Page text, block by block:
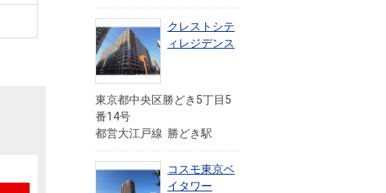
クレストシテ
ィレジデンス
東京都中央区勝どき5丁目5
番14号
都営大江戸線 勝どき駅
コスモ東京ベ
イタワー